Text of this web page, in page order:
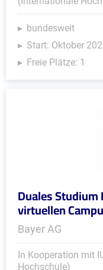
bundesweit
Start: Oktober
Freie Plätze: 1
Duales
virtuellen
Bayer AG
In Kooperation mit
Hochschule)